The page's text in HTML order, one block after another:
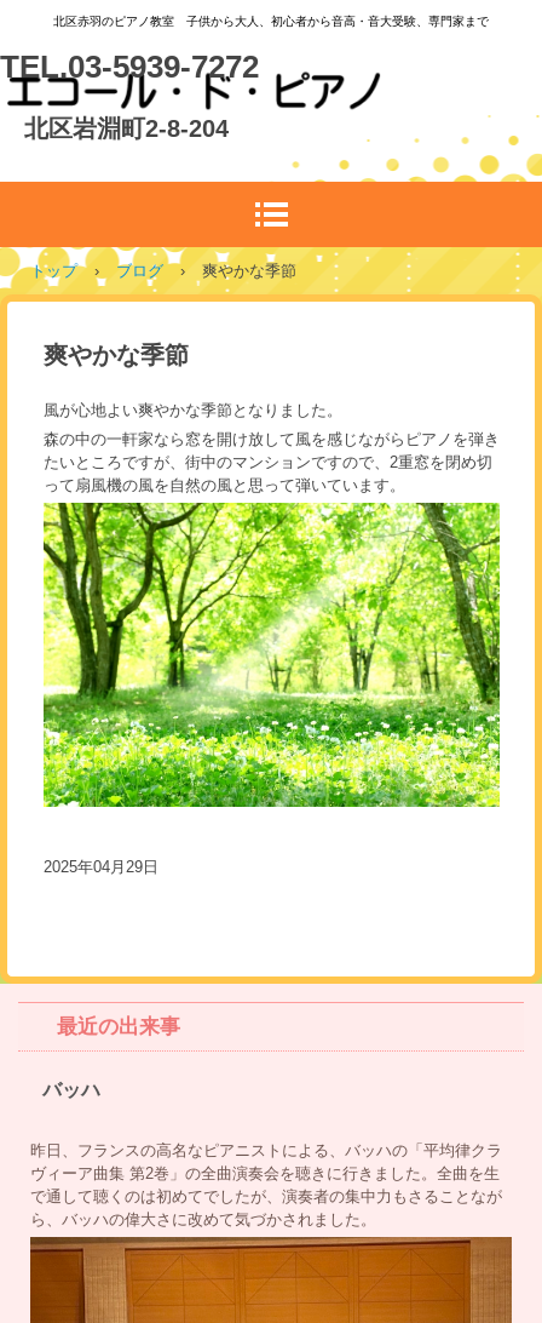
北区赤羽のピアノ教室 子供から大人、初心者から音高・音大受験、専門家まで
TEL.03-5939-7272
北区岩淵町2-8-204
トップ › ブログ › 爽やかな季節
爽やかな季節
風が心地よい爽やかな季節となりました。
森の中の一軒家なら窓を開け放して風を感じながらピアノを弾き
たいところですが、街中のマンションですので、2重窓を閉め切
って扇風機の風を自然の風と思って弾いています。
2025年04月29日
最近の出来事
バッハ
昨日、フランスの高名なピアニストによる、バッハの「平均律クラ
ヴィーア曲集 第2巻」の全曲演奏会を聴きに行きました。全曲を生
で通して聴くのは初めてでしたが、演奏者の集中力もさることなが
ら、バッハの偉大さに改めて気づかされました。